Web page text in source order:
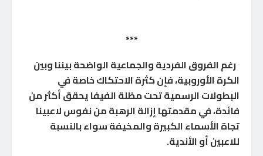
***
رغم الفروق الفردية والجماعية الواضحة بيننا وبين
الكرة الأوروبية، فإن كثرة الاحتكاك خاصة في
البطولات الرسمية تحت مظلة الفيفا يحقق أكثر من
فائدة، في مقدمتها إزالة الرهبة من نفوس لاعبينا
تجاة الأسماء الكبيرة والمخيفة سواء بالنسبة
للاعبين أو الأندية.